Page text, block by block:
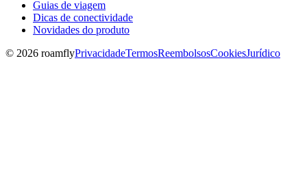
Guias de viagem
Dicas de conectividade
Novidades do produto
© 2026 roamflyPrivacidadeTermosReembolsosCookiesJurídico